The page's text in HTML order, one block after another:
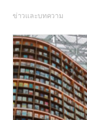
ข่าวและบทความ